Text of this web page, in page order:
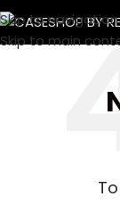
Skip to navigation
Skip to main